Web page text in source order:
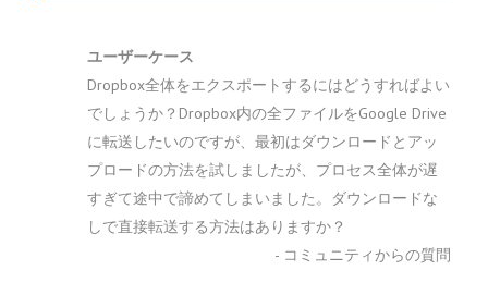
ユーザーケース
Dropbox全体をエクスポートするにはどうすればよい
でしょうか？Dropbox内の全ファイルをGoogle Drive
に転送したいのですが、最初はダウンロードとアッ
プロードの方法を試しましたが、プロセス全体が遅
すぎて途中で諦めてしまいました。ダウンロードな
しで直接転送する方法はありますか？
- コミュニティからの質問